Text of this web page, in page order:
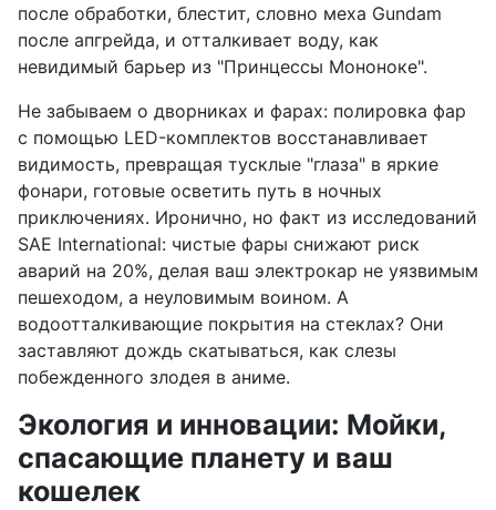
после обработки, блестит, словно меха Gundam
после апгрейда, и отталкивает воду, как
невидимый барьер из "Принцессы Мононоке".
Не забываем о дворниках и фарах: полировка фар
с помощью LED-комплектов восстанавливает
видимость, превращая тусклые "глаза" в яркие
фонари, готовые осветить путь в ночных
приключениях. Иронично, но факт из исследований
SAE International: чистые фары снижают риск
аварий на 20%, делая ваш электрокар не уязвимым
пешеходом, а неуловимым воином. А
водоотталкивающие покрытия на стеклах? Они
заставляют дождь скатываться, как слезы
побежденного злодея в аниме.
Экология и инновации: Мойки,
спасающие планету и ваш
кошелек